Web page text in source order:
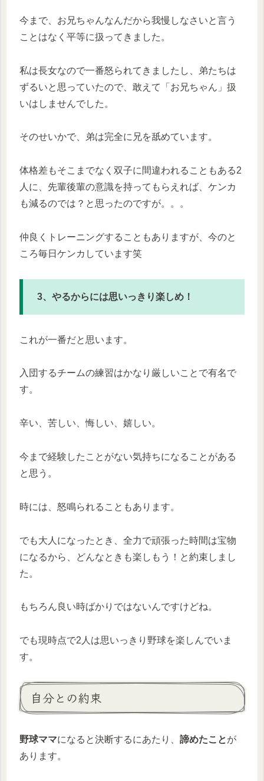
今まで、お兄ちゃんなんだから我慢しなさいと言う
ことはなく平等に扱ってきました。
私は長女なので一番怒られてきましたし、弟たちは
ずるいと思っていたので、敢えて「お兄ちゃん」扱
いはしませんでした。
そのせいかで、弟は完全に兄を舐めています。
体格差もそこまでなく双子に間違われることもある2
人に、先輩後輩の意識を持ってもらえれば、ケンカ
も減るのでは？と思ったのですが。。。
仲良くトレーニングすることもありますが、今のと
ころ毎日ケンカしています笑
3、やるからには思いっきり楽しめ！
これが一番だと思います。
入団するチームの練習はかなり厳しいことで有名で
す。
辛い、苦しい、悔しい、嬉しい。
今まで経験したことがない気持ちになることがある
と思う。
時には、怒鳴られることもあります。
でも大人になったとき、全力で頑張った時間は宝物
になるから、どんなときも楽しもう！と約束しまし
た。
もちろん良い時ばかりではないんですけどね。
でも現時点で2人は思いっきり野球を楽しんでいま
す。
自分との約束
野球ママになると決断するにあたり、 諦めたことが
あります。